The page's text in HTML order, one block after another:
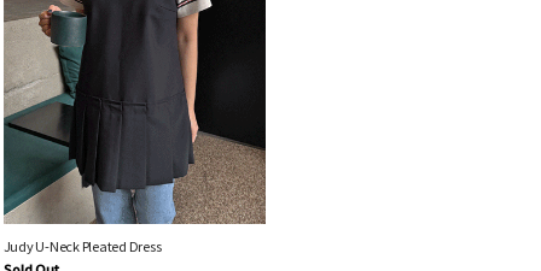
Judy U-Neck Pleated Dress